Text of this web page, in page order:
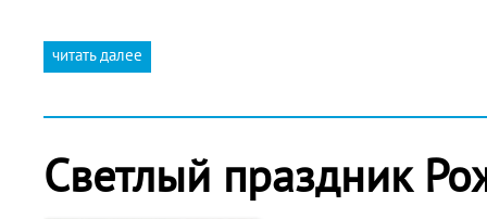
читать далее
Светлый праздник